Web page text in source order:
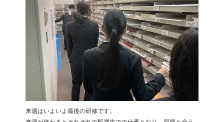
来週はいよいよ最後の研修です。